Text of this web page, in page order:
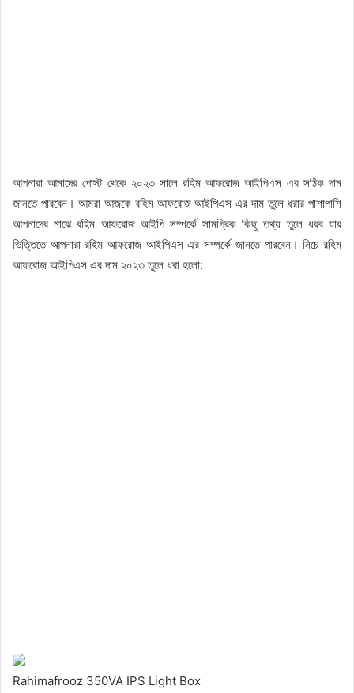
আপনারা আমাদের পোস্ট থেকে ২০২৩ সালে রহিম আফরোজ আইপিএস এর সঠিক দাম
জানতে পারবেন। আমরা আজকে রহিম আফরোজ আইপিএস এর দাম তুলে ধরার পাশাপাশি
আপনাদের মাঝে রহিম আফরোজ আইপি সম্পর্কে সামগ্রিক কিছু তথ্য তুলে ধরব যার
ভিত্তিতে আপনারা রহিম আফরোজ আইপিএস এর সম্পর্কে জানতে পারবেন। নিচে রহিম
আফরোজ আইপিএস এর দাম ২০২৩ তুলে ধরা হলো:
Rahimafrooz 350VA IPS Light Box